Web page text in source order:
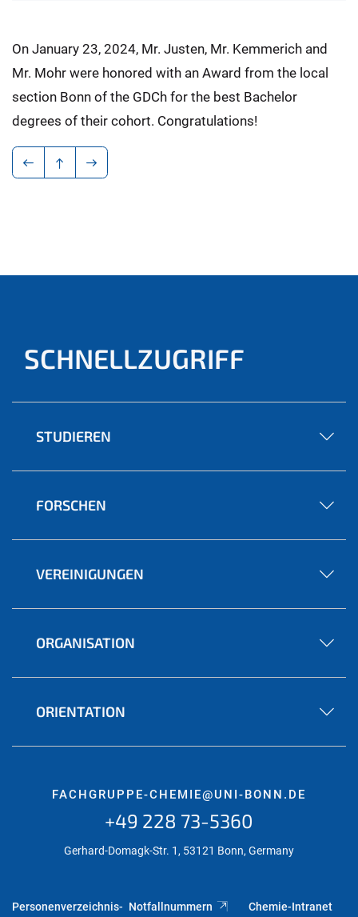
On January 23, 2024, Mr. Justen, Mr. Kemmerich and
Mr. Mohr were honored with an Award from the local
section Bonn of the GDCh for the best Bachelor
degrees of their cohort. Congratulations!
SCHNELLZUGRIFF
STUDIEREN
FORSCHEN
VEREINIGUNGEN
ORGANISATION
ORIENTATION
FACHGRUPPE-CHEMIE@UNI-BONN.DE
+49 228 73-5360
Gerhard-Domagk-Str. 1, 53121 Bonn, Germany
Personenverzeichnis- Notfallnummern Chemie-Intranet